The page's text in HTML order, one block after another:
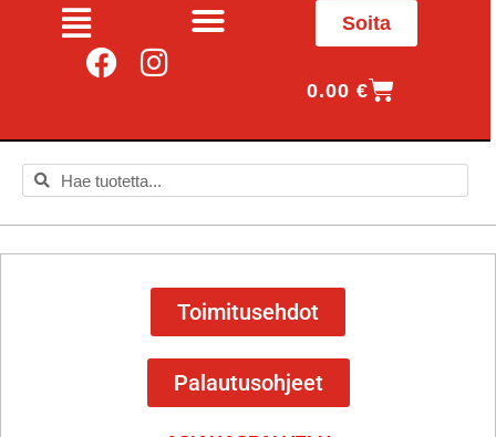
Soita
0.00€
Toimitusehdot
Palautusohjeet